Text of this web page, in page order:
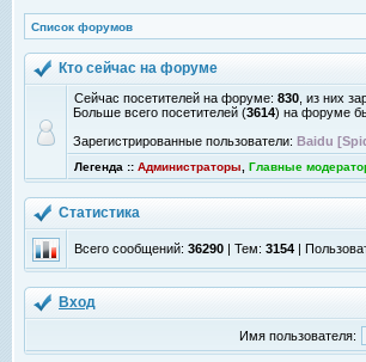
Список форумов
Кто сейчас на форуме
Сейчас посетителей на форуме: 830 , из них
Больше всего посетителей (3614) на форуме
Зарегистрированные пользователи: Baidu
Легенда :: Администраторы Главные
Статистика
Всего сообщений: 36290 | Тем: 3154 |
Вход
Имя пользователя: